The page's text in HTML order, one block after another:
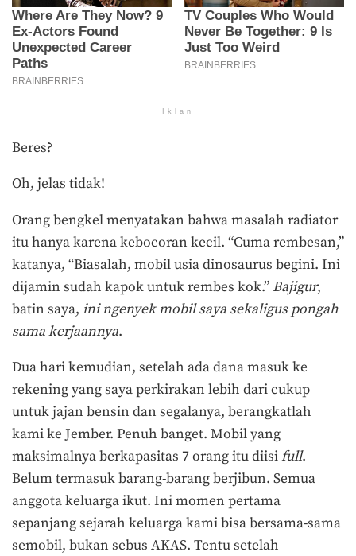
Iklan
Beres?
Oh, jelas tidak!
Orang bengkel menyatakan bahwa masalah radiator
itu hanya karena kebocoran kecil. “Cuma rembesan,”
katanya, “Biasalah, mobil usia dinosaurus begini. Ini
dijamin sudah kapok untuk rembes kok.” Bajigur,
batin saya, ini ngenyek mobil saya sekaligus pongah
sama kerjaannya.
Dua hari kemudian, setelah ada dana masuk ke
rekening yang saya perkirakan lebih dari cukup
untuk jajan bensin dan segalanya, berangkatlah
kami ke Jember. Penuh banget. Mobil yang
maksimalnya berkapasitas 7 orang itu diisifull.
Belum termasuk barang-barang berjibun. Semua
anggota keluarga ikut. Ini momen pertama
sepanjang sejarah keluarga kami bisa bersama-sama
semobil, bukan sebus AKAS. Tentu setelah